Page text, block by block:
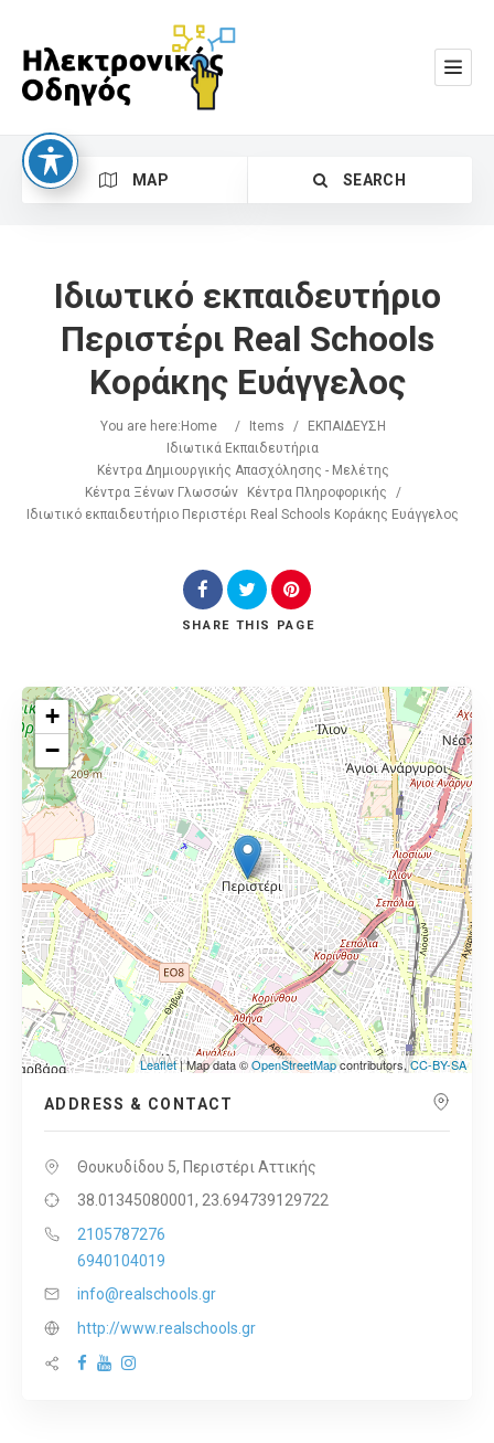
MAP SEARCH
Search
Ιδιωτικό εκπαιδευτήριο
Περιστέρι Real Schools
Κοράκης Ευάγγελος
You are here: Home / Items /
ΕΚΠΑΙΔΕΥΣΗ
Ιδιωτικά Εκπαιδευτήρια
Κέντρα Δημιουργικής Απασχόλησης - Μελέτης
Κέντρα Ξένων Γλωσσών
Κέντρα Πληροφορικής
/
Ιδιωτικό εκπαιδευτήριο Περιστέρι Real Schools Κοράκης Ευάγγελος
SHARE THIS PAGE
+
−
Leaflet| Map data ©OpenStreetMapcontributors,CC-BY-SA
ADDRESS & CONTACT
Θουκυδίδου 5, Περιστέρι Αττικής
38.01345080001, 23.694739129722
2105787276
6940104019
info@realschools.gr
http://www.realschools.gr